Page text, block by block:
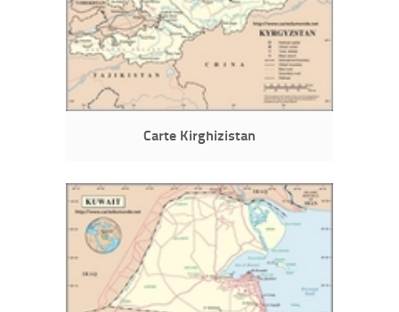
Carte Kirghizistan